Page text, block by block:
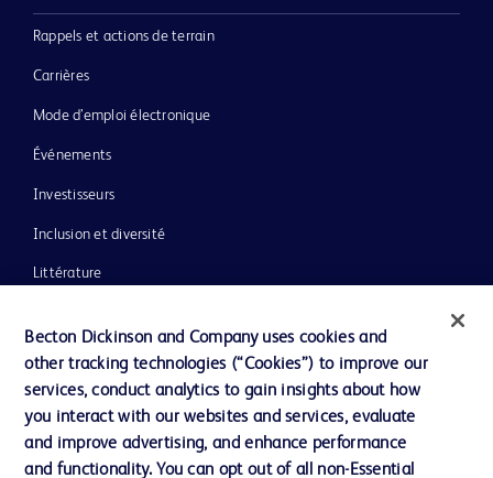
Rappels et actions de terrain
Carrières
Mode d’emploi électronique
Événements
Investisseurs
Inclusion et diversité
Littérature
Notre entreprise
Éthique et conformité
Assistance
Becton Dickinson and Company uses cookies and
other tracking technologies (“Cookies”) to improve our
services, conduct analytics to gain insights about how
you interact with our websites and services, evaluate
and improve advertising, and enhance performance
and functionality. You can opt out of all non-Essential